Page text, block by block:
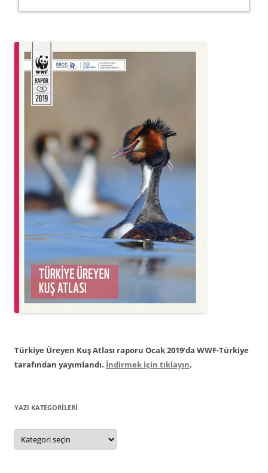
Türkiye Üreyen Kuş Atlası raporu Ocak 2019’da WWF-Türkiye
tarafından yayımlandı. İndirmek için tıklayın.
YAZI KATEGORILERI
Yazı
Kategorileri